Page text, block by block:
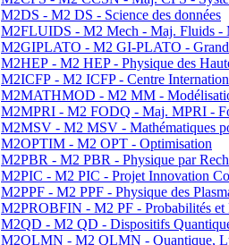
M2DS - M2 DS - Science des données
M2FLUIDS - M2 Mech - Maj. Fluids -
M2GIPLATO - M2 GI-PLATO -
M2HEP - M2 HEP - Physique des
M2ICFP - M2 ICFP - Centre
M2MATHMOD - M2 MM -
M2MPRI - M2 FODQ - Maj. MPRI -
M2MSV - M2 MSV - Mathématiques
M2OPTIM - M2 OPT - Optimisation
M2PBR - M2 PBR - Physique par
M2PIC - M2 PIC - Projet Innovation
M2PPF - M2 PPF - Physique des
M2PROBFIN - M2 PF - Probabilités et
M2QD - M2 QD - Dispositifs
M2QLMN - M2 QLMN - Quantique,